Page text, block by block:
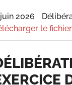
2026
le